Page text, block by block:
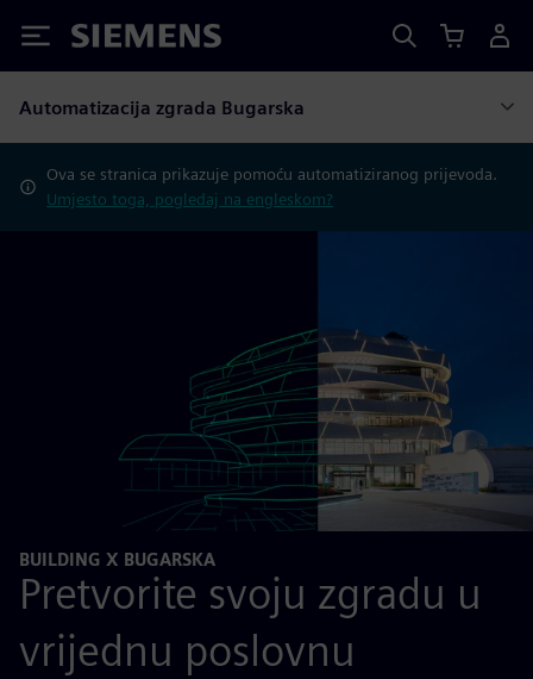
Siemens
Automatizacija zgrada Bugarska
Ova se stranica prikazuje pomoću automatiziranog prijevoda.
Umjesto toga, pogledaj na engleskom?
BUILDING X BUGARSKA
Pretvorite svoju zgradu u
vrijednu poslovnu